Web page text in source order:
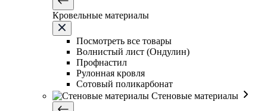
Кровельные материалы
Посмотреть все товары
Волнистый лист (Ондулин)
Профнастил
Рулонная кровля
Сотовый поликарбонат
Стеновые материалы